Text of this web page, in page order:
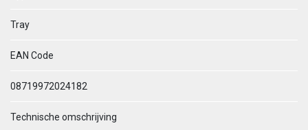
Tray
EAN Code
08719972024182
Technische omschrijving